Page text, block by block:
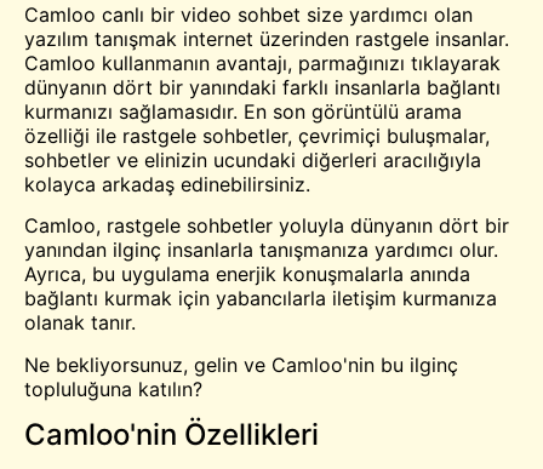
Camloo canlı bir video sohbet size yardımcı olan
yazılım tanışmak internet üzerinden rastgele insanlar.
Camloo kullanmanın avantajı, parmağınızı tıklayarak
dünyanın dört bir yanındaki farklı insanlarla bağlantı
kurmanızı sağlamasıdır. En son görüntülü arama
özelliği ile rastgele sohbetler, çevrimiçi buluşmalar,
sohbetler ve elinizin ucundaki diğerleri aracılığıyla
kolayca arkadaş edinebilirsiniz.
Camloo, rastgele sohbetler yoluyla dünyanın dört bir
yanından ilginç insanlarla tanışmanıza yardımcı olur.
Ayrıca, bu uygulama enerjik konuşmalarla anında
bağlantı kurmak için yabancılarla iletişim kurmanıza
olanak tanır.
Ne bekliyorsunuz, gelin ve Camloo'nin bu ilginç
topluluğuna katılın?
Camloo'nin Özellikleri